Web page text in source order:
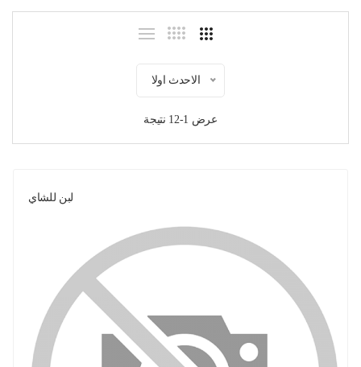
الاحدث اولا
عرض 1-12 نتيجة
لبن للشاي